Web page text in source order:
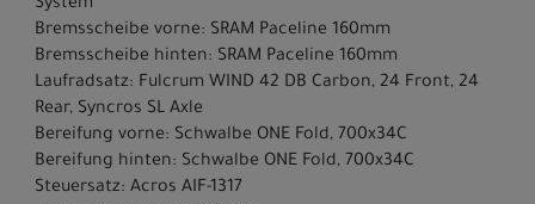
System
Bremsscheibe vorne: SRAM Paceline 160mm
Bremsscheibe hinten: SRAM Paceline 160mm
Laufradsatz: Fulcrum WIND 42 DB Carbon, 24 Front, 24
Rear, Syncros SL Axle
Bereifung vorne: Schwalbe ONE Fold, 700x34C
Bereifung hinten: Schwalbe ONE Fold, 700x34C
Steuersatz: Acros AIF-1317